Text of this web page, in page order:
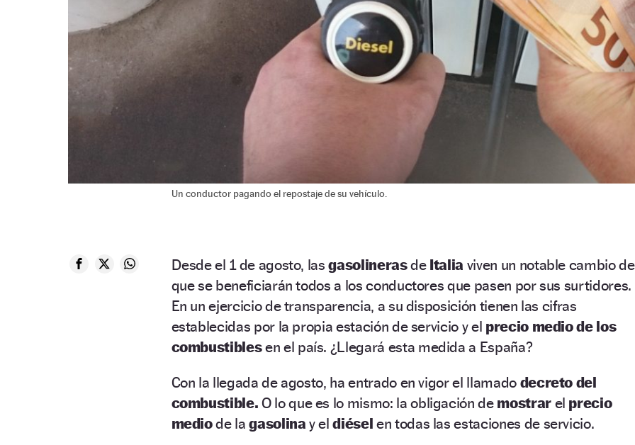
Un conductor pagando el repostaje de su vehículo.
Desde el 1 de agosto, lasgasolinerasde Italia viven un notable cambio
que se beneficiarán todos a los conductores que pasen por sus surtidores.
En un ejercicio de transparencia, a su disposición tienen las cifras
establecidas por la propia estación de servicio y el precio medio de los
combustiblesen el país. ¿Llegará esta medida a España?
Con la llegada de agosto, ha entrado en vigor el llamado decreto del
combustible. O lo que es lo mismo: la obligación de mostrar el precio
mediode lagasolinay eldiésel en todas las estaciones de servicio.